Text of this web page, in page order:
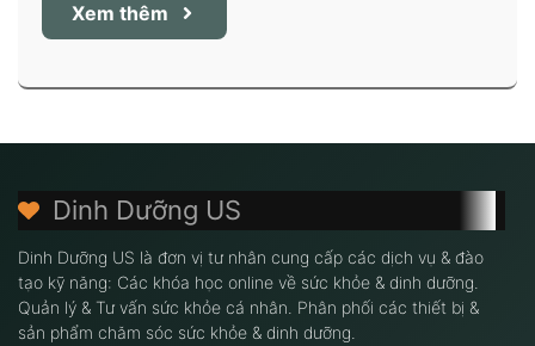
Xem thêm
Dinh Dưỡng US
Dinh Dưỡng US là đơn vị tư nhân cung cấp các dịch vụ & đào
tạo kỹ năng: Các khóa học online về sức khỏe & dinh dưỡng.
Quản lý & Tư vấn sức khỏe cá nhân. Phân phối các thiết bị &
sản phẩm chăm sóc sức khỏe & dinh dưỡng.